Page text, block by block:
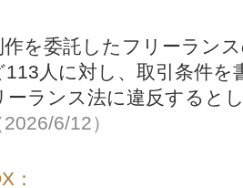
作を委託したフリーラン
113人に対し、取引条件
ーランス法に違反すると
2026/6/12）
：